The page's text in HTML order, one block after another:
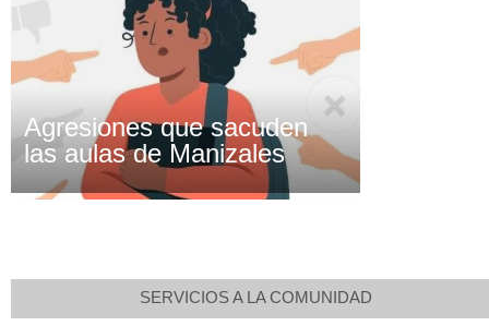
Agresiones que sacuden
las aulas de Manizales
SERVICIOS A LA COMUNIDAD